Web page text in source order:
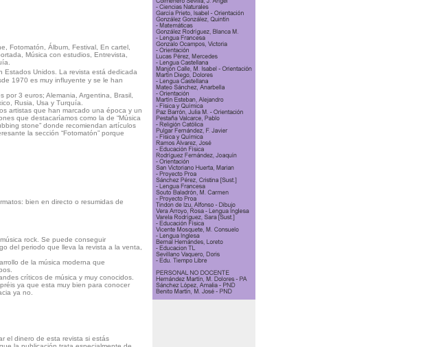
Fotomatón, Álbum, Festival, En cartel,
Música con estudios, Entrevista,
Estados Unidos. La revista está dedicada
1970 es muy influyente y se le han
3 euros; Alemania, Argentina, Brasil,
Rusia, Usa y Turquía.
artistas que han marcado una época y un
que destacaríamos como la de “Música
stone” donde recomiendan artículos
la sección “Fotomatón” porque
bien en directo o resumidas de
rock. Se puede conseguir
del periodo que lleva la revista a la venta,
de la música moderna que
críticos de música y muy conocidos.
ya que esta muy bien para conocer
ya no.
el dinero de esta revista si estás